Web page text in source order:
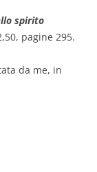
spirito
pagine 295.
da me, in